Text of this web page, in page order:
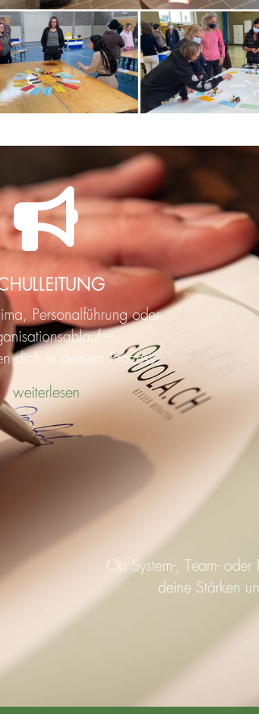
Personalführung oder
–
dich in deinem Prozess.
weiterlesen
Ob System-, Team-
deine Stärken